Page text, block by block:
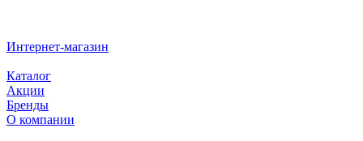
Интернет-магазин
Каталог
Акции
Бренды
О компании